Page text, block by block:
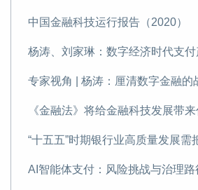
中国金融科技运行报告（2020）
专家视角 | 杨涛：厘清数字金融的
《金融法》将给金融科技发展带来
“十五五”时期银行业高质量发展需
AI智能体支付：风险挑战与治理路